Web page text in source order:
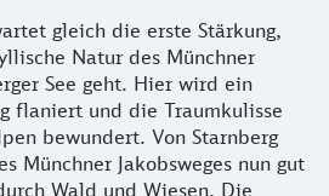
gleich die erste Stärkung,
Natur des Münchner
See geht. Hier wird ein
flaniert und die Traumkulisse
bewundert. Von Starnberg
Münchner Jakobsweges nun gut
Wald und Wiesen. Die